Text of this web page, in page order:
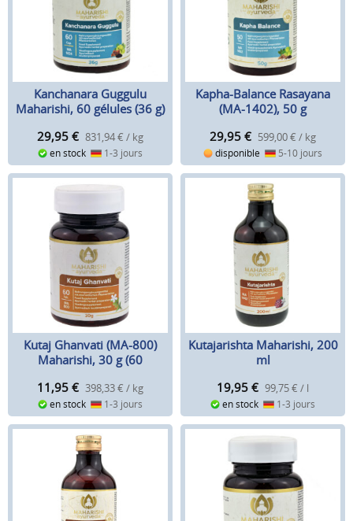
Kanchanara Guggulu
Maharishi, 60 gélules (36 g)
29,95 € 831,94 € / kg
en stock 1-3 jours
Kapha-Balance Rasayana
(MA-1402), 50 g
29,95 € 599,00 € / kg
disponible 5-10 jours
Kutaj Ghanvati (MA-800)
Maharishi, 30 g (60
11,95 € 398,33 € / kg
en stock 1-3 jours
Kutajarishta Maharishi, 200
ml
19,95 € 99,75 € / l
en stock 1-3 jours